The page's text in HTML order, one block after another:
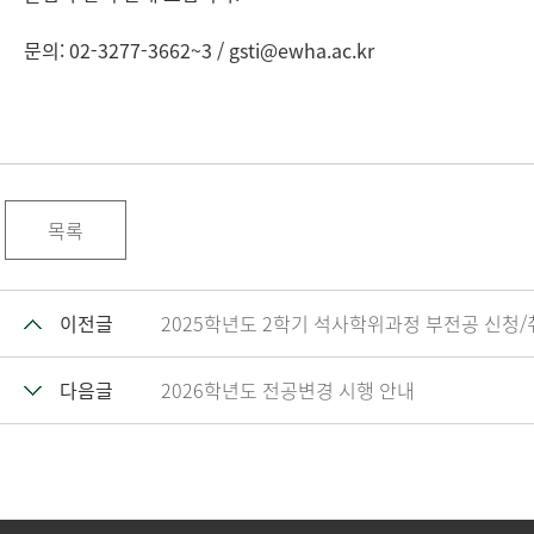
문의: 02-3277-3662~3 / gsti@ewha.ac.kr
목록
이전글 2025학년도 2학기 석사학위과정 부전공 신청/
다음글 2026학년도 전공변경 시행 안내